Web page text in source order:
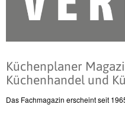
Küchenplaner
Küchenhandel und
Das Fachmagazin erscheint seit